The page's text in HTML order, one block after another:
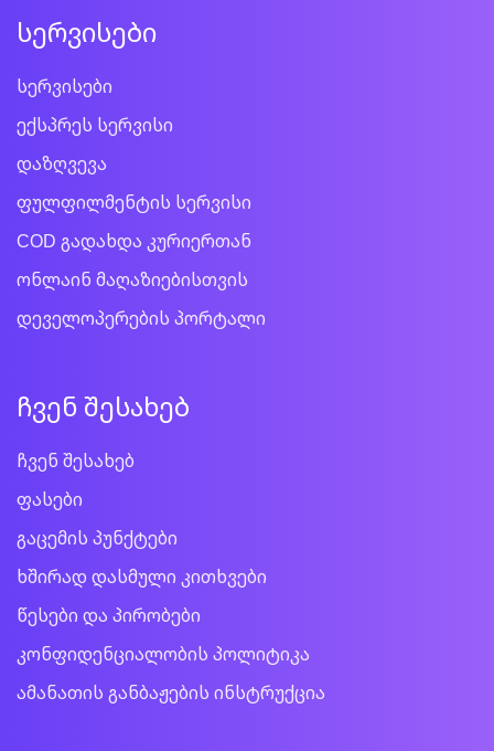
სერვისები
სერვისები
ექსპრეს სერვისი
დაზღვევა
ფულფილმენტის სერვისი
COD გადახდა კურიერთან
ონლაინ მაღაზიებისთვის
დეველოპერების პორტალი
ჩვენ შესახებ
ჩვენ შესახებ
ფასები
გაცემის პუნქტები
ხშირად დასმული კითხვები
წესები და პირობები
კონფიდენციალობის პოლიტიკა
ამანათის განბაჟების ინსტრუქცია